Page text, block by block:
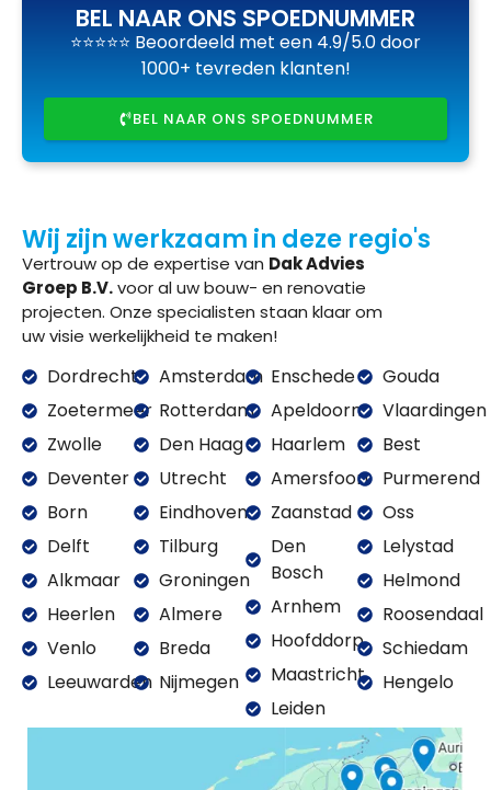
BEL NAAR ONS SPOEDNUMMER
⭐⭐⭐⭐⭐ Beoordeeld met een 4.9/5.0 door
1000+ tevreden klanten!
BEL NAAR ONS SPOEDNUMMER
Wij zijn werkzaam in deze regio's
Vertrouw op de expertise van Dak Advies
Groep B.V.voor al uw bouw- en renovatie
projecten. Onze specialisten staan klaar om
uw visie werkelijkheid te maken!
Dordrecht
Zoetermeer
Zwolle
Deventer
Born
Delft
Alkmaar
Heerlen
Venlo
Leeuwarden
Amsterdam
Rotterdam
Den Haag
Utrecht
Eindhoven
Tilburg
Groningen
Almere
Breda
Nijmegen
Enschede
Apeldoorn
Haarlem
Amersfoort
Zaanstad
Den
Bosch
Arnhem
Hoofddorp
Maastricht
Leiden
Gouda
Vlaardingen
Best
Purmerend
Oss
Lelystad
Helmond
Roosendaal
Schiedam
Hengelo